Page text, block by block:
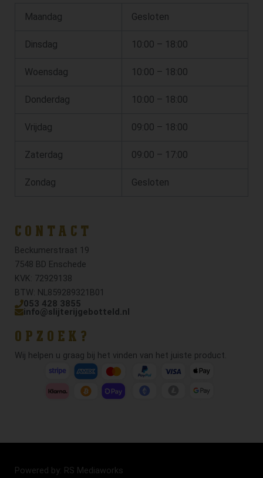
Maandag Gesloten
Dinsdag 10:00 – 18:00
Woensdag 10:00 – 18:00
Donderdag 10:00 – 18:00
Vrijdag 09:00 – 18:00
Zaterdag 09:00 – 17:00
Zondag Gesloten
CONTACT
Beckumerstraat 19
7548 BD Enschede
KVK: 72929138
BTW: NL859289321B01
053 428 3855
info@slijterijgebotteld.nl
OPZOEK?
Wij helpen u graag bij het vinden van het juiste product.
Powered by: RS Mediaworks